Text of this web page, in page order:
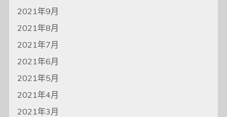
2021年9月
2021年8月
2021年7月
2021年6月
2021年5月
2021年4月
2021年3月